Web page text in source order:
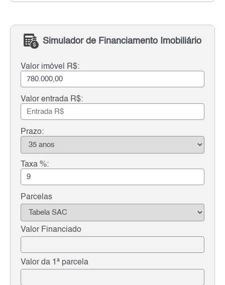
Simulador de Financiamento Imobiliário
Valor imóvel R$:
Valor entrada R$:
Prazo:
Taxa %:
Parcelas
Valor Financiado
Valor da 1ª parcela